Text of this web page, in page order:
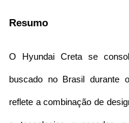
Resumo
O Hyundai Creta se
buscado no Brasil durante
reflete a combinação de